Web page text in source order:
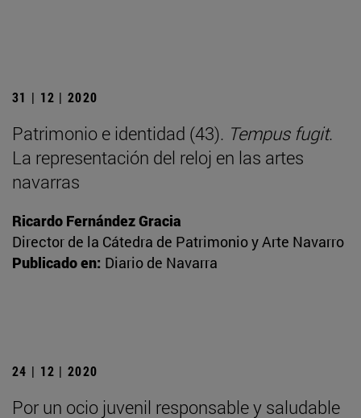
31 | 12 | 2020
Patrimonio e identidad (43). Tempus fugit.
La representación del reloj en las artes
navarras
Ricardo Fernández Gracia
Director de la Cátedra de Patrimonio y Arte Navarro
Publicado en: Diario de Navarra
24 | 12 | 2020
Por un ocio juvenil responsable y saludable